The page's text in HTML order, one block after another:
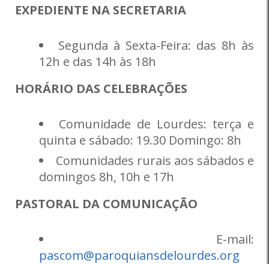
EXPEDIENTE NA SECRETARIA
Segunda à Sexta-Feira: das 8h às
12h e das 14h às 18h
HORÁRIO DAS CELEBRAÇÕES
Comunidade de Lourdes: terça e
quinta e sábado: 19.30 Domingo: 8h
Comunidades rurais aos sábados e
domingos 8h, 10h e 17h
PASTORAL DA COMUNICAÇÃO
E-mail:
pascom@paroquiansdelourdes.org